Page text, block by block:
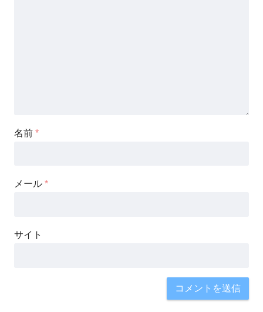
名前 *
メール *
サイト